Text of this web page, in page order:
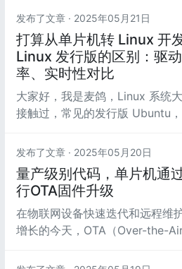
发布了文章 · 2025年05月21日
打算从单片机转 Linux 开
Linux 发行版的区别：驱
率、实时性对比
大家好，我是麦鸽，Linux 系统
接触过，常见的发行版 Ubuntu，
别呢？
发布了文章 · 2025年05月20日
量产级别代码，单片机通
行OTA固件升级
在物联网设备快速迭代和远程维
增长的今天，OTA（Over-the-
部分。